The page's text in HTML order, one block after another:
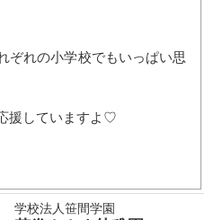
ぞれの小学校でもいっぱい思
援していますよ♡
学校法人笹間学園